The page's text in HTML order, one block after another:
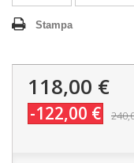
Stampa
118,00 €
-122,00 €